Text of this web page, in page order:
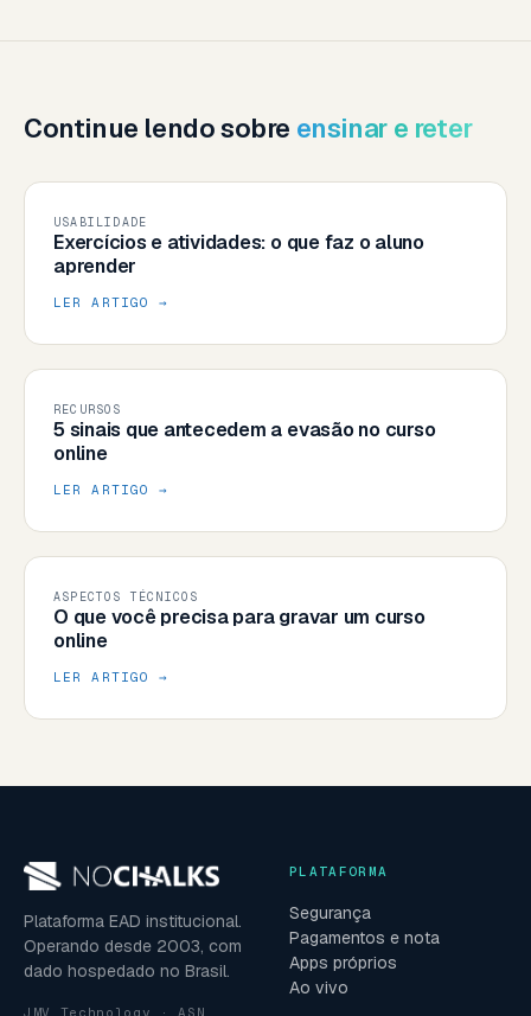
Continue lendo sobre ensinar e reter
USABILIDADE
Exercícios e atividades: o que faz o aluno
aprender
LER ARTIGO →
RECURSOS
5 sinais que antecedem a evasão no curso
online
LER ARTIGO →
ASPECTOS TÉCNICOS
O que você precisa para gravar um curso
online
LER ARTIGO →
Plataforma EAD institucional.
Operando desde 2003, com
dado hospedado no Brasil.
JMV Technology · ASN
PLATAFORMA
Segurança
Pagamentos e nota
Apps próprios
Ao vivo